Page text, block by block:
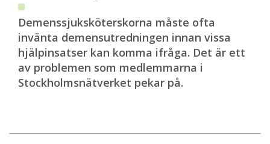
Demenssjuksköterskorna måste ofta
invänta demensutredningen innan vissa
hjälpinsatser kan komma ifråga. Det är ett
av problemen som medlemmarna i
Stockholmsnätverket pekar på.